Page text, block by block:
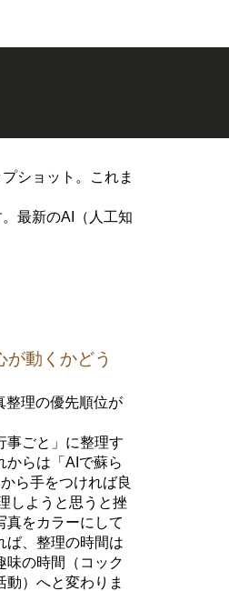
ショット。これま
最新のAI（人工知
動くかどう
整理の優先順位が
事ごと」に整理す
からは「AIで蘇ら
ら手をつければ良
しようと思うと挫
真をカラーにして
ば、整理の時間は
味の時間（コック
動）へと変わりま